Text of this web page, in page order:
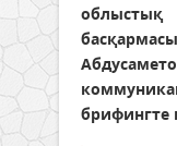
брифингте